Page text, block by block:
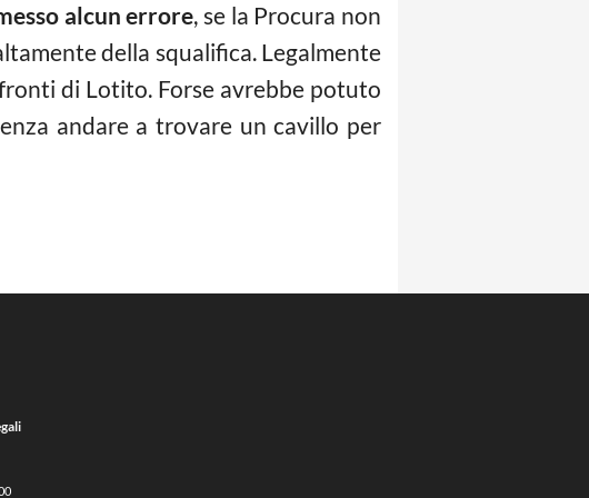
alcun errore, se la Procura non
della squalifica. Legalmente
di Lotito. Forse avrebbe potuto
andare a trovare un cavillo per